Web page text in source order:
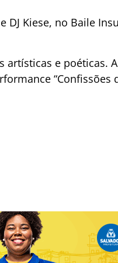
DJ Kiese, no Baile
e poéticas.